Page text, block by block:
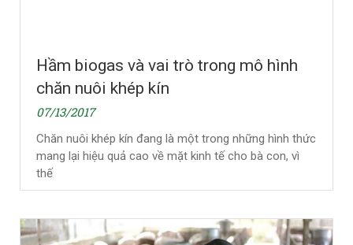
Hầm biogas và vai trò trong mô hình
chăn nuôi khép kín
07/13/2017
Chăn nuôi khép kín đang là một trong những hình thức
mang lại hiệu quả cao về mặt kinh tế cho bà con, vì
thế